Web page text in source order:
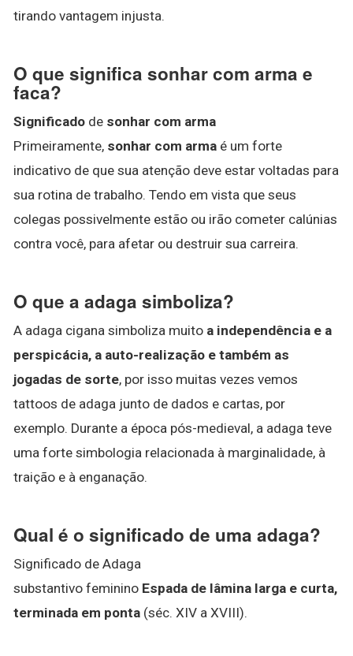
tirando vantagem injusta.
O que significa sonhar com arma e
faca?
Significado de sonhar com arma
Primeiramente, sonhar com arma é um forte
indicativo de que sua atenção deve estar voltadas para
sua rotina de trabalho. Tendo em vista que seus
colegas possivelmente estão ou irão cometer calúnias
contra você, para afetar ou destruir sua carreira.
O que a adaga simboliza?
A adaga cigana simboliza muito a independência e a
perspicácia, a auto-realização e também as
jogadas de sorte, por isso muitas vezes vemos
tattoos de adaga junto de dados e cartas, por
exemplo. Durante a época pós-medieval, a adaga teve
uma forte simbologia relacionada à marginalidade, à
traição e à enganação.
Qual é o significado de uma adaga?
Significado de Adaga
substantivo feminino Espada de lâmina larga e curta,
terminada em ponta (séc. XIV a XVIII).